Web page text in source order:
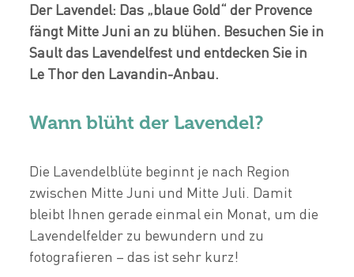
Der Lavendel: Das „blaue Gold“ der Provence
fängt Mitte Juni an zu blühen. Besuchen Sie in
Sault das Lavendelfest und entdecken Sie in
Le Thor den Lavandin-Anbau.
Wann blüht der Lavendel?
Die Lavendelblüte beginnt je nach Region
zwischen Mitte Juni und Mitte Juli. Damit
bleibt Ihnen gerade einmal ein Monat, um die
Lavendelfelder zu bewundern und zu
fotografieren – das ist sehr kurz!